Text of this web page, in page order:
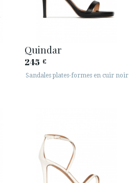
Quindar
245 €
Sandales plates-formes en cuir noir